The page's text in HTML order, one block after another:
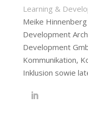
Learning &
Meike
Development
Development
Kommunikation,
Inklusion sowie